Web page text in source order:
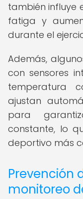
también influye
fatiga y
durante el
Además,
con sensores
temperatura
ajustan
para
constante, lo
deportivo más
Prevención
monitoreo